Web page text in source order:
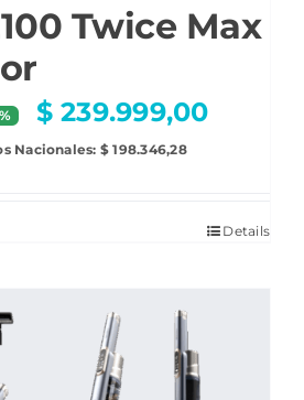
Twice Max
$239.999,00
Nacionales: $ 198.346,28
Details